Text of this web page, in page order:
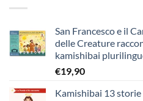
San Francesco e il
delle Creature
kamishibai
€19,90
Kamishibai 13